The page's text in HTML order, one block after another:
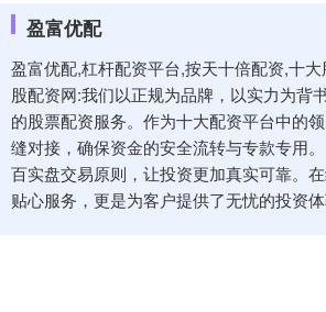
盈富优配
盈富优配,杠杆配资平台,按天十倍配资,十
股配资网:我们以正规为品牌，以实力为背
的股票配资服务。作为十大配资平台中的
缝对接，确保资金的安全流转与专款专用
百实盘交易原则，让投资更加真实可靠。
贴心服务，更是为客户提供了无忧的投资体